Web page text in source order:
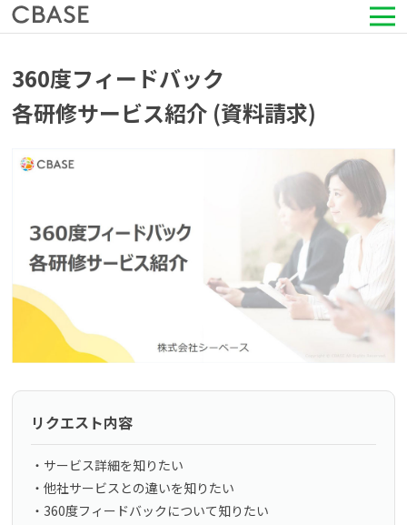
活用シーン
導入事例
セミナー情報
HRコラム
お知らせ
よくある質問
資料請求(無料) お見積もり依頼
360度フィードバック
各研修サービス紹介 (資料請求)
リクエスト内容
・サービス詳細を知りたい
・他社サービスとの違いを知りたい
・360度フィードバックについて知りたい